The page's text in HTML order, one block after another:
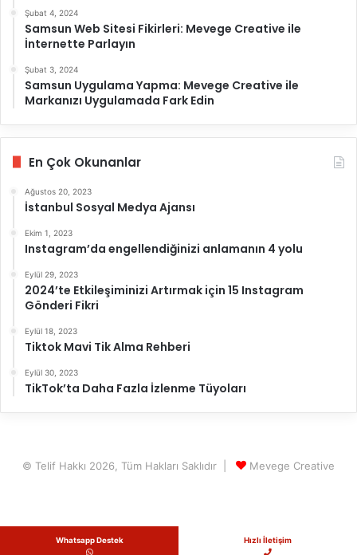
Şubat 4, 2024
Samsun Web Sitesi Fikirleri: Mevege Creative ile
İnternette Parlayın
Şubat 3, 2024
Samsun Uygulama Yapma: Mevege Creative ile
Markanızı Uygulamada Fark Edin
En Çok Okunanlar
Ağustos 20, 2023
İstanbul Sosyal Medya Ajansı
Ekim 1, 2023
Instagram’da engellendiğinizi anlamanın 4 yolu
Eylül 29, 2023
2024’te Etkileşiminizi Artırmak için 15 Instagram
Gönderi Fikri
Eylül 18, 2023
Tiktok Mavi Tik Alma Rehberi
Eylül 30, 2023
TikTok’ta Daha Fazla İzlenme Tüyoları
© Telif Hakkı 2026, Tüm Hakları Saklıdır | Mevege Creative
Whatsapp Destek Hızlı İletişim